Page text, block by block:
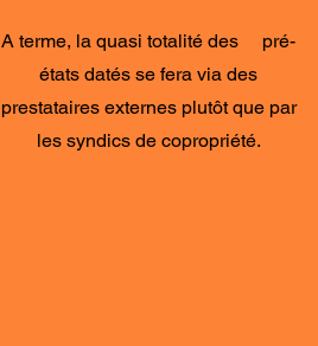
A terme, la quasi totalité des pré-
états datés se fera via des
prestataires externes plutôt que par
les syndics de copropriété.